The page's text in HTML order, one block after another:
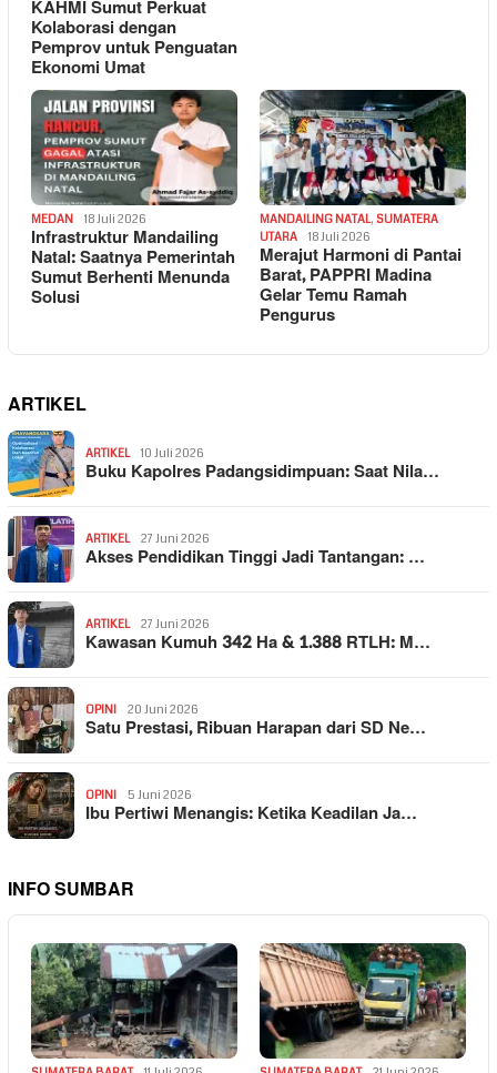
KAHMI Sumut Perkuat
Kolaborasi dengan
Pemprov untuk Penguatan
Ekonomi Umat
MEDAN 18 Juli 2026
Infrastruktur Mandailing
Natal: Saatnya Pemerintah
Sumut Berhenti Menunda
Solusi
MANDAILING NATAL, SUMATERA
UTARA
18 Juli 2026
Merajut Harmoni di Pantai
Barat, PAPPRI Madina
Gelar Temu Ramah
Pengurus
ARTIKEL
ARTIKEL 10 Juli 2026
Buku Kapolres Padangsidimpuan: Saat Nila…
ARTIKEL 27 Juni 2026
Akses Pendidikan Tinggi Jadi Tantangan: …
ARTIKEL 27 Juni 2026
Kawasan Kumuh 342 Ha & 1.388 RTLH: M…
OPINI 20 Juni 2026
Satu Prestasi, Ribuan Harapan dari SD Ne…
OPINI 5 Juni 2026
Ibu Pertiwi Menangis: Ketika Keadilan Ja…
INFO SUMBAR